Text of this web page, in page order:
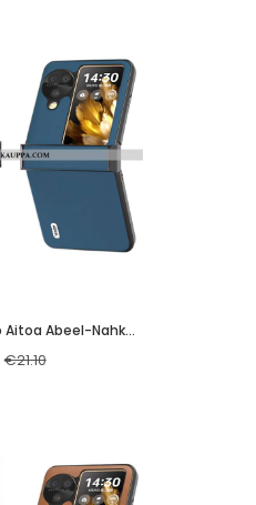
Kuori Oppo Find N3 Flip Aitoa Abeel-Nahkaa
€21.10